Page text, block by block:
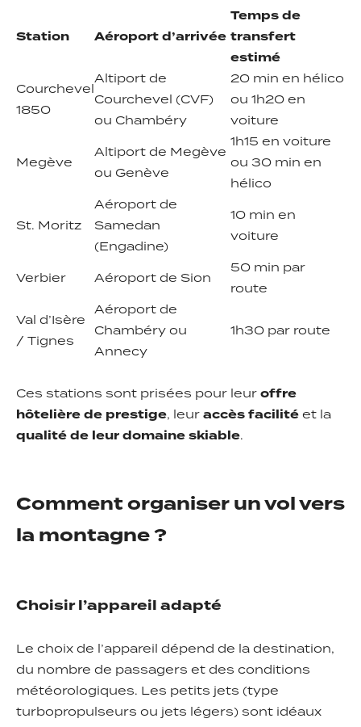
Station Aéroport d’arrivée
Temps de
transfert
estimé
Courchevel
1850
Altiport de
Courchevel (CVF)
ou Chambéry
20 min en hélico
ou 1h20 en
voiture
Megève
Altiport de Megève
ou Genève
1h15 en voiture
ou 30 min en
hélico
St. Moritz
Aéroport de
Samedan
(Engadine)
10 min en
voiture
Verbier Aéroport de Sion
50 min par
route
Val d’Isère
/ Tignes
Aéroport de
Chambéry ou
Annecy
1h30 par route
Ces stations sont prisées pour leuroffre
hôtelière de prestige, leuraccès facilitéet la
qualité de leur domaine skiable.
Comment organiser un vol vers
la montagne ?
Choisir l’appareil adapté
Le choix de l’appareil dépend de la destination,
du nombre de passagers et des conditions
météorologiques. Les petits jets (type
turbopropulseurs ou jets légers) sont idéaux